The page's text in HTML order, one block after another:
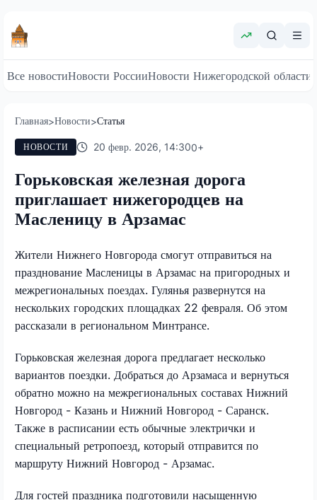
Все новостиНовости РоссииНовости Нижегородской области
Главная>Новости>Статья
НОВОСТИ 20 февр. 2026, 14:300+
Горьковская железная дорога
приглашает нижегородцев на
Масленицу в Арзамас
Жители Нижнего Новгорода смогут отправиться на
празднование Масленицы в Арзамас на пригородных и
межрегиональных поездах. Гулянья развернутся на
нескольких городских площадках 22 февраля. Об этом
рассказали в региональном Минтрансе.
Горьковская железная дорога предлагает несколько
вариантов поездки. Добраться до Арзамаса и вернуться
обратно можно на межрегиональных составах Нижний
Новгород - Казань и Нижний Новгород - Саранск.
Также в расписании есть обычные электрички и
специальный ретропоезд, который отправится по
маршруту Нижний Новгород - Арзамас.
Для гостей праздника подготовили насыщенную